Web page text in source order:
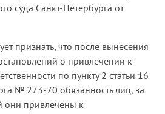
суда Санкт-Петербурга от
признать, что после вынесения
о привлечении к
по пункту 2 статьи 16
№ 273-70 обязанность лиц, за
они привлечены к